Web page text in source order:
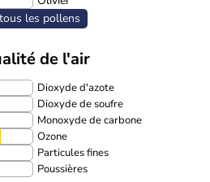
les pollens
de l'air
Dioxyde d'azote
Dioxyde de soufre
Monoxyde de carbone
Ozone
Particules fines
Poussières